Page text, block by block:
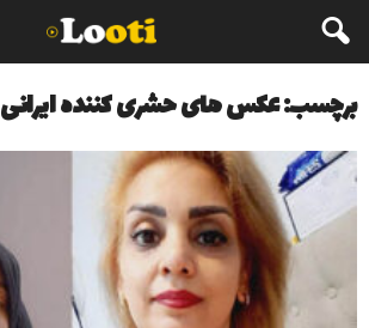
برچسب: عکس های حشری کننده ایرانی